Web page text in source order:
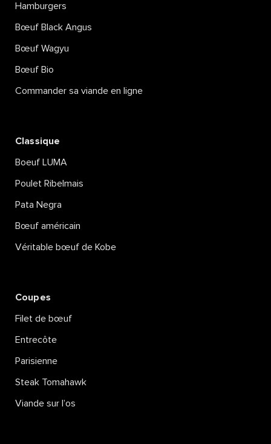
Hamburgers
Bœuf Black Angus
Bœuf Wagyu
Bœuf Bio
Commander sa viande en ligne
Classique
Boeuf LUMA
Poulet Ribelmais
Pata Negra
Bœuf américain
Véritable bœuf de Kobe
Coupes
Filet de bœuf
Entrecôte
Parisienne
Steak Tomahawk
Viande sur l’os